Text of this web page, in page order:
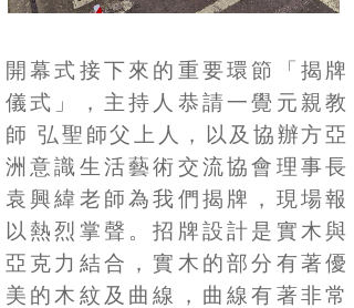
開幕式接下來的重要環節「揭牌
儀式」，主持人恭請一覺元親教
師 弘聖師父上人，以及協辦方亞
洲意識生活藝術交流協會理事長
袁興緯老師為我們揭牌，現場報
以熱烈掌聲。招牌設計是實木與
亞克力結合，實木的部分有著優
美的木紋及曲線，曲線有著非常